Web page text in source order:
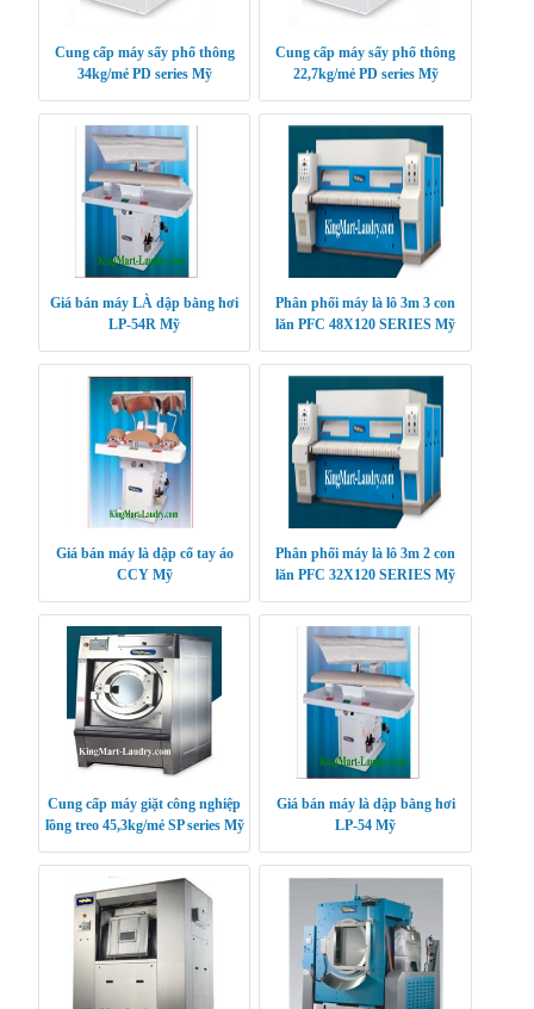
Cung cấp máy sấy phổ thông
34kg/mẻ PD series Mỹ
Cung cấp máy sấy phổ thông
22,7kg/mẻ PD series Mỹ
Giá bán máy LÀ dập bằng hơi
LP-54R Mỹ
Phân phối máy là lô 3m 3 con
lăn PFC 48X120 SERIES Mỹ
Giá bán máy là dập cổ tay áo
CCY Mỹ
Phân phối máy là lô 3m 2 con
lăn PFC 32X120 SERIES Mỹ
Cung cấp máy giặt công nghiệp
lồng treo 45,3kg/mẻ SP series Mỹ
Giá bán máy là dập bằng hơi
LP-54 Mỹ